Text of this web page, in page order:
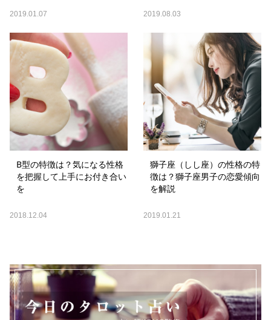
2019.01.07 2019.08.03
B型の特徴は？気になる性格
を把握して上手にお付き合い
を
2018.12.04
獅子座（しし座）の性格の特
徴は？獅子座男子の恋愛傾向
を解説
2019.01.21